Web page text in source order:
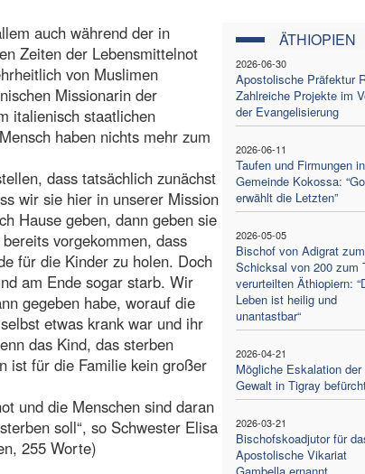
ÄTHIOPIEN
2026-06-30
Apostolische Präfektur
Zahlreiche Projekte im
der Evangelisierung
2026-06-11
Taufen und Firmungen
Gemeinde Kokossa:
erwählt die Letzten”
2026-05-05
Bischof von Adigrat zum
Schicksal von 200 zum
verurteilten Äthiopiern:
Leben ist heilig und
unantastbar“
2026-04-21
Mögliche Eskalation der
Gewalt in Tigray
2026-03-21
Bischofskoadjutor für
Apostolische Vikariat
auch während der in
Zeiten der Lebensmittelnot
von Muslimen
Missionarin der
italienisch staatlichen
haben nichts mehr zum
dass tatsächlich zunächst
wir sie hier in unserer Mission
Hause geben, dann geben sie
vorgekommen, dass
für die Kinder zu holen. Doch
am Ende sogar starb. Wir
gegeben habe, worauf die
etwas krank war und ihr
das Kind, das sterben
ist für die Familie kein großer
und die Menschen sind daran
soll“, so Schwester Elisa
255 Worte)